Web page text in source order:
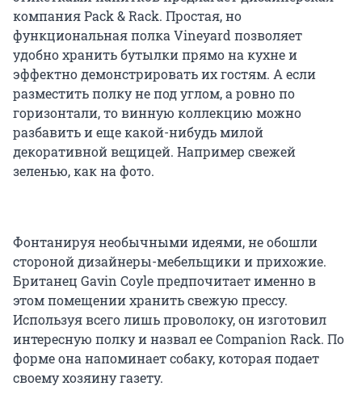
компания Pack & Rack. Простая, но
функциональная полка Vineyard позволяет
удобно хранить бутылки прямо на кухне и
эффектно демонстрировать их гостям. А если
разместить полку не под углом, а ровно по
горизонтали, то винную коллекцию можно
разбавить и еще какой-нибудь милой
декоративной вещицей. Например свежей
зеленью, как на фото.
Фонтанируя необычными идеями, не обошли
стороной дизайнеры-мебельщики и прихожие.
Британец Gavin Coyle предпочитает именно в
этом помещении хранить свежую прессу.
Используя всего лишь проволоку, он изготовил
интересную полку и назвал ее Companion Rack. По
форме она напоминает собаку, которая подает
своему хозяину газету.